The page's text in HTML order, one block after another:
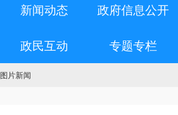
新闻动态 政府信息公开
政民互动 专题专栏
图片新闻